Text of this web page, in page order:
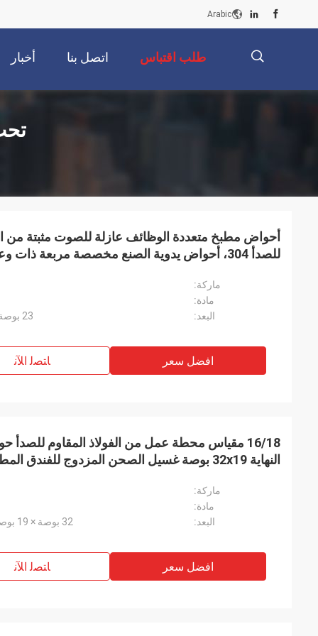
Arabic
أخبار اتصل بنا طلب اقتباس
أحواض مطبخ متعددة الوظائف عازلة للصوت مثبتة من
للصدأ 304، أحواض يدوية الصنع مخصصة مربعة
ماركة:
مادة:
البعد:
23 بوصة × 18 بوصة × 9 بوصة أو حسب الطلب
افضل سعر ﺎﺘﺼﻟ ﺍﻶﻧ
النهاية 32x19 بوصة غسيل الصحن المزدوج للفندق المطبخ
ماركة:
مادة:
البعد:
32 بوصة × 19 بوصة × 9 بوصة/10 بوصة أو حسب الطلب
افضل سعر ﺎﺘﺼﻟ ﺍﻶﻧ